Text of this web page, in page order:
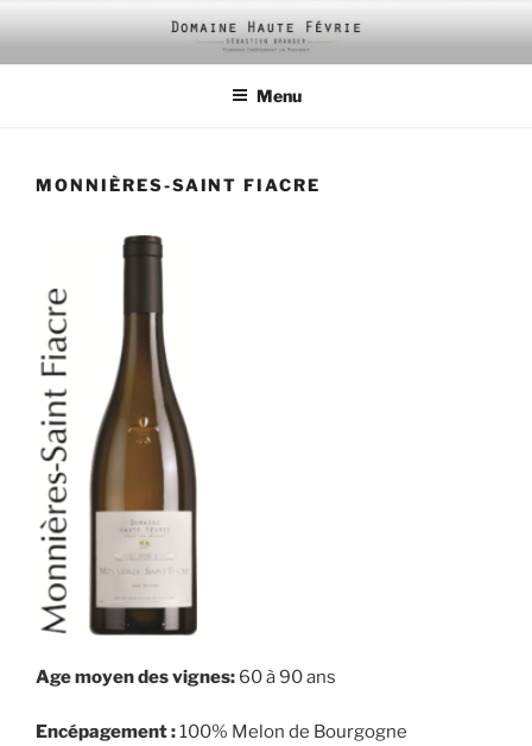
contenu
Menu
MONNIÈRES-SAINT FIACRE
Age moyen des vignes: 60 à 90 ans
Encépagement :100% Melon de Bourgogne